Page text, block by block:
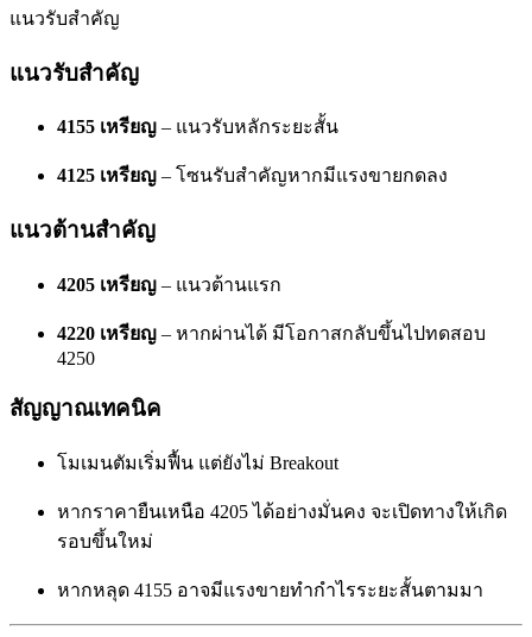
แนวรับสำคัญ
แนวรับสำคัญ
4155 เหรียญ – แนวรับหลักระยะสั้น
4125 เหรียญ – โซนรับสำคัญหากมีแรงขายกดลง
แนวต้านสำคัญ
4205 เหรียญ – แนวต้านแรก
4220 เหรียญ – หากผ่านได้ มีโอกาสกลับขึ้นไปทดสอบ
4250
สัญญาณเทคนิค
โมเมนตัมเริ่มฟื้น แต่ยังไม่ Breakout
หากราคายืนเหนือ 4205 ได้อย่างมั่นคง จะเปิดทางให้เกิด
รอบขึ้นใหม่
หากหลุด 4155 อาจมีแรงขายทำกำไรระยะสั้นตามมา